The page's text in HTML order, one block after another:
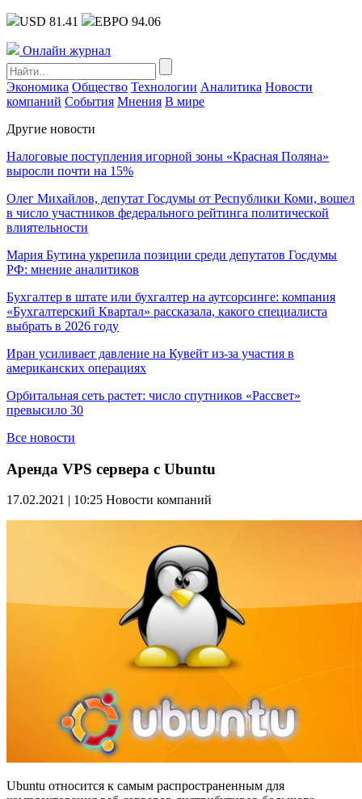
USD 81.41 ЕВРО 94.06
Онлайн журнал
Экономика Общество Технологии Аналитика Новости
компаний События Мнения В мире
Другие новости
Налоговые поступления игорной зоны «Красная Поляна»
выросли почти на 15%
Олег Михайлов, депутат Госдумы от Республики Коми, вошел
в число участников федерального рейтинга политической
влиятельности
Мария Бутина укрепила позиции среди депутатов Госдумы
РФ: мнение аналитиков
Бухгалтер в штате или бухгалтер на аутсорсинге: компания
«Бухгалтерский Квартал» рассказала, какого специалиста
выбрать в 2026 году
Иран усиливает давление на Кувейт из-за участия в
американских операциях
Орбитальная сеть растет: число спутников «Рассвет»
превысило 30
Все новости
Аренда VPS сервера с Ubuntu
17.02.2021 | 10:25 Новости компаний
Ubuntu относится к самым распространенным для